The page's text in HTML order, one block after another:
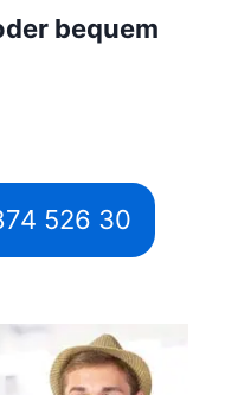
bequem
526 30